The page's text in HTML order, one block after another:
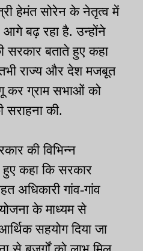
हेमंत सोरेन के नेतृत्व में
आगे बढ़ रहा है. उन्होंने
सरकार बताते हुए कहा
राज्य और देश मजबूत
कर ग्राम सभाओं को
की.
की विभिन्न
कहा कि सरकार
अधिकारी गांव-गांव
के माध्यम से
सहयोग दिया जा